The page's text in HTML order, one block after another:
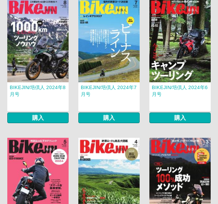
BIKEJIN/培倶人 2024年8
月号
購入
BIKEJIN/培倶人 2024年7
月号
購入
BIKEJIN/培倶人 2024年6
月号
購入